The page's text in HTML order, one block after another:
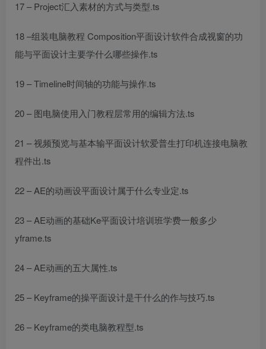
17 – Project汇入素材的方式与类型.ts
18 –组装电脑教程 Composition平面设计软件合成视窗的功
能与平面设计主要学什么哪些操作.ts
19 – Timeline时间轴的功能与操作.ts
20 – 图电脑使用入门教程层常用的编辑方法.ts
21 – 视频预览与基本输平面设计软爱普生打印机连接电脑教
程件出.ts
22 – AE的动画设平面设计属于什么专业定.ts
23 – AE动画的基础Ke平面设计培训班学费一般多少
yframe.ts
24 – AE动画的五大属性.ts
25 – Keyframe的操平面设计是干什么的作与技巧.ts
26 – Keyframe的类电脑教程型.ts